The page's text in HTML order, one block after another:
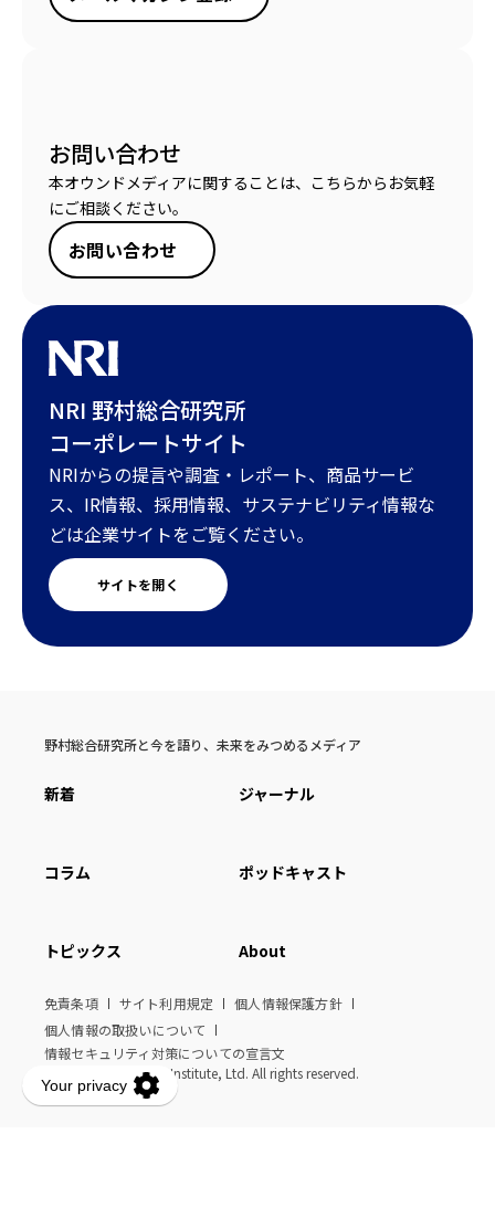
お問い合わせ
本オウンドメディアに関することは、こちらからお気軽
にご相談ください。
お問い合わせ
NRI 野村総合研究所
コーポレートサイト
NRIからの提言や調査・レポート、商品サービ
ス、IR情報、採用情報、サステナビリティ情報な
どは企業サイトをご覧ください。
サイトを開く
野村総合研究所と今を語り、未来をみつめるメディア
新着 ジャーナル
コラム ポッドキャスト
トピックス About
免責条項 サイト利用規定
個人情報保護方針
個人情報の取扱いについて
情報セキュリティ対策についての宣言文
© Nomura Research Institute, Ltd. All rights reserved.